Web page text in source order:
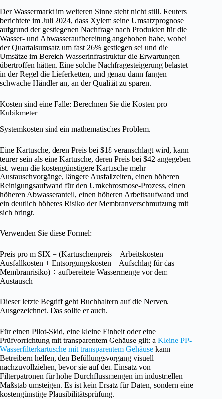
Der Wassermarkt im weiteren Sinne steht nicht still. Reuters
berichtete im Juli 2024, dass Xylem seine Umsatzprognose
aufgrund der gestiegenen Nachfrage nach Produkten für die
Wasser- und Abwasseraufbereitung angehoben habe, wobei
der Quartalsumsatz um fast 26% gestiegen sei und die
Umsätze im Bereich Wasserinfrastruktur die Erwartungen
übertroffen hätten. Eine solche Nachfragesteigerung belastet
in der Regel die Lieferketten, und genau dann fangen
schwache Händler an, an der Qualität zu sparen.
Kosten sind eine Falle: Berechnen Sie die Kosten pro
Kubikmeter
Systemkosten sind ein mathematisches Problem.
Eine Kartusche, deren Preis bei $18 veranschlagt wird, kann
teurer sein als eine Kartusche, deren Preis bei $42 angegeben
ist, wenn die kostengünstigere Kartusche mehr
Austauschvorgänge, längere Ausfallzeiten, einen höheren
Reinigungsaufwand für den Umkehrosmose-Prozess, einen
höheren Abwasseranteil, einen höheren Arbeitsaufwand und
ein deutlich höheres Risiko der Membranverschmutzung mit
sich bringt.
Verwenden Sie diese Formel:
Preis pro m SIX = (Kartuschenpreis + Arbeitskosten +
Ausfallkosten + Entsorgungskosten + Aufschlag für das
Membranrisiko) ÷ aufbereitete Wassermenge vor dem
Austausch
Dieser letzte Begriff geht Buchhaltern auf die Nerven.
Ausgezeichnet. Das sollte er auch.
Für einen Pilot-Skid, eine kleine Einheit oder eine
Prüfvorrichtung mit transparentem Gehäuse gilt: a Kleine PP-
Wasserfilterkartusche mit transparentem Gehäuse kann
Betreibern helfen, den Befüllungsvorgang visuell
nachzuvollziehen, bevor sie auf den Einsatz von
Filterpatronen für hohe Durchflussmengen im industriellen
Maßstab umsteigen. Es ist kein Ersatz für Daten, sondern eine
kostengünstige Plausibilitätsprüfung.